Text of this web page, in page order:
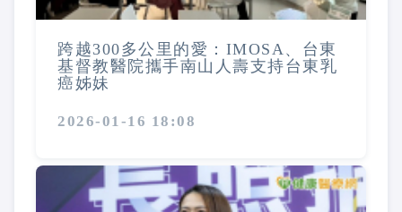
跨越300多公里的愛：IMOSA、台東
基督教醫院攜手南山人壽支持台東乳
癌姊妹
2026-01-16 18:08